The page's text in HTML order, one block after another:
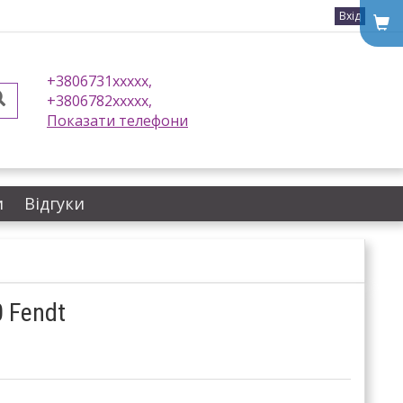
Вхід
+3806731xxxxx,
+3806782xxxxx,
Показати телефони
Відгуки
Fendt